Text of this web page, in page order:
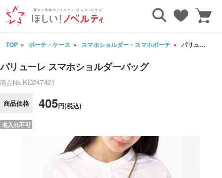
TOP ポーチ・ケース スマホショルダー・スマホポーチ パリューレ スマホショルダーバッグ
パリューレ スマホショルダーバッグ
商品No.KD247421
商品価格 405円(税込)
名入れ不可